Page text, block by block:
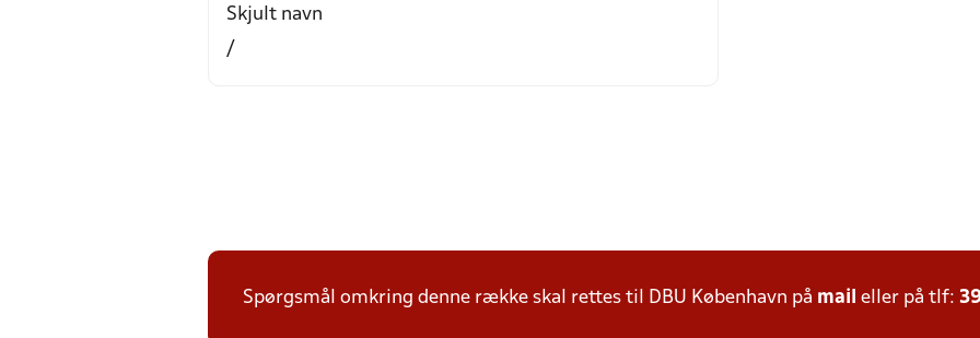
Skjult navn
/
Spørgsmål omkring denne række skal rettes til DBU København på mail eller på tlf: